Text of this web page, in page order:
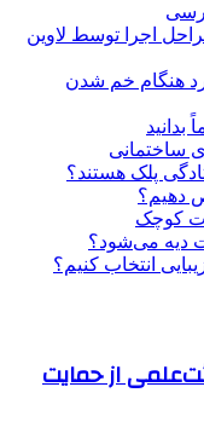
اجرا توسط لاوین
هنگام خم شدن
ساختمانی
پلک هستند؟
دهیم؟
کوچک
دیه می‌شود؟
انتخاب کنیم؟
از حمایت